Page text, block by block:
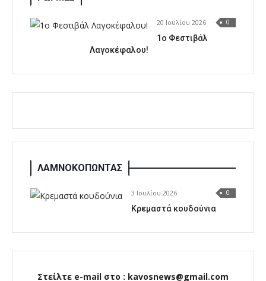
20 Ιουλίου 2026 0
1o Φεστιβάλ
Λαγοκέφαλου!
ΛΑΜΝΟΚΟΠΩΝΤΑΣ
3 Ιουλίου 2026 0
Κρεμαστά κουδούνια
Στείλτε e-mail στο : kavosnews@gmail.com